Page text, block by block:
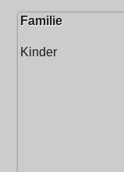
Familie
Kinder